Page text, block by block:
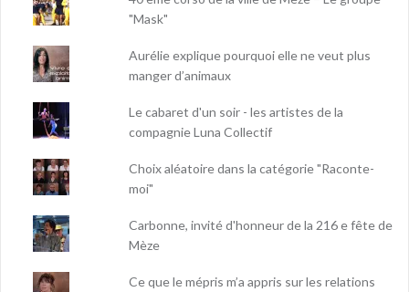
"Mask"
Aurélie explique pourquoi elle ne veut plus
manger d’animaux
Le cabaret d'un soir - les artistes de la
compagnie Luna Collectif
Choix aléatoire dans la catégorie "Raconte-
moi"
Carbonne, invité d'honneur de la 216 e fête de
Mèze
Ce que le mépris m’a appris sur les relations